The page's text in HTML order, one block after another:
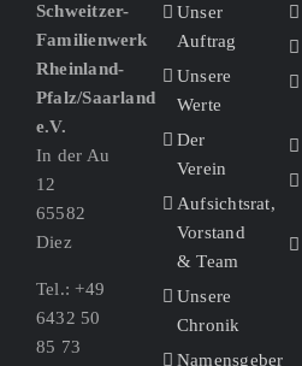
Schweitzer-
Familienwerk
Rheinland-
Pfalz/Saarland
e.V.
In der Au
12
65582
Diez
Tel.: +49
6432 50
85 73
Unser
Auftrag
Unsere
Werte
Der
Verein
Aufsichtsrat,
Vorstand
& Team
Unsere
Chronik
Namensgeber